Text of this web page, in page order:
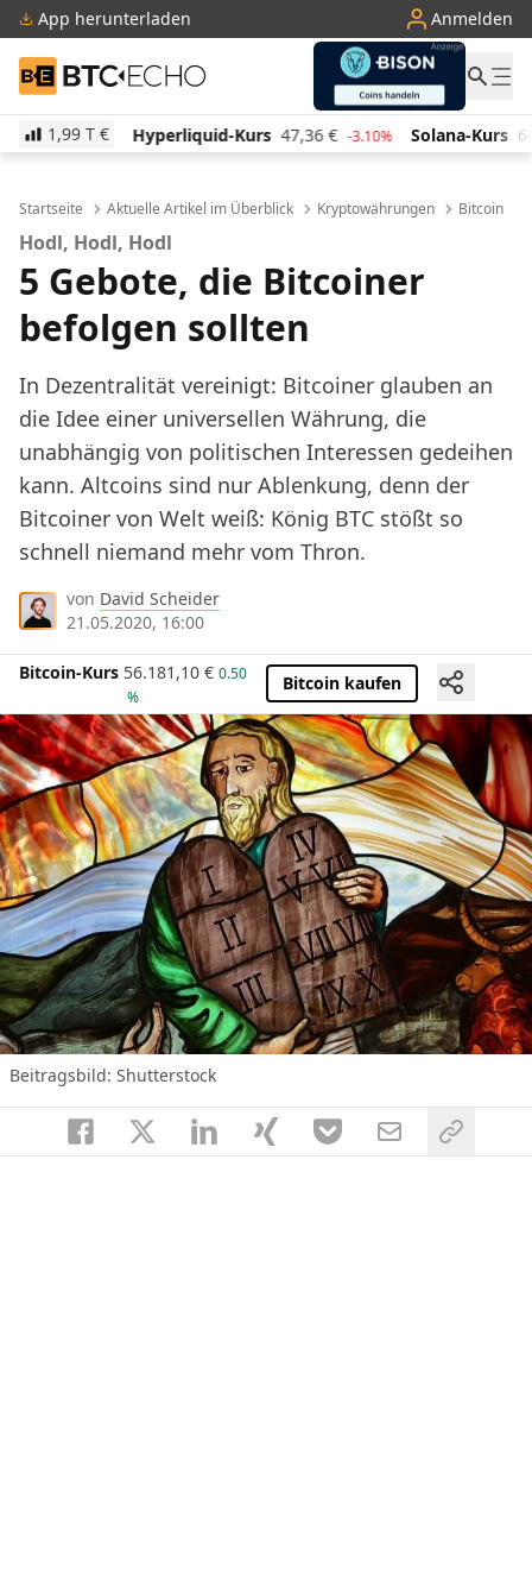
App herunterladen Anmelden
BTC-ECHO
1,99 T €
Kurs 47,36 € -3.10% Solana-Kurs 64,78 € 2.30% TRON-
Startseite Aktuelle Artikel im Überblick Kryptowährungen Bitcoin
Hodl, Hodl, Hodl
5 Gebote, die Bitcoiner
befolgen sollten
In Dezentralität vereinigt: Bitcoiner glauben an
die Idee einer universellen Währung, die
unabhängig von politischen Interessen gedeihen
kann. Altcoins sind nur Ablenkung, denn der
Bitcoiner von Welt weiß: König BTC stößt so
schnell niemand mehr vom Thron.
von David Scheider
21.05.2020, 16:00
Bitcoin-Kurs 56.181,10 € 0.50
%
Bitcoin kaufen
Beitragsbild: Shutterstock